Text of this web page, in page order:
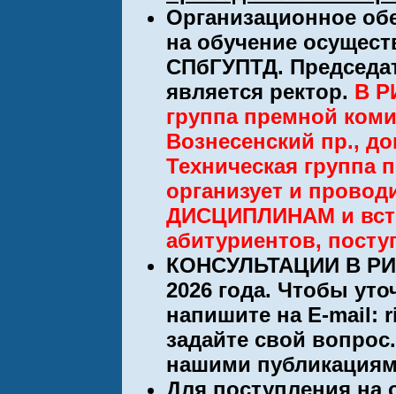
Организационное
на обучение
СПбГУПТД.
является ректор. В
группа премной
Вознесенский пр.,
Техническая
организует и
ДИСЦИПЛИНАМ и
абитуриентов,
КОНСУЛЬТАЦИИ В
2026 года. Чтобы
напишите на E-mail:
задайте свой
нашими